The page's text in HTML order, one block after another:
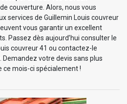
couverture. Alors, nous vous
services de Guillemin Louis couvreur
vous garantir un excellent
Passez dès aujourd’hui consulter le
couvreur 41 ou contactez-le
votre devis sans plus
mois-ci spécialement !